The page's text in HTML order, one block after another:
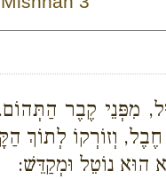
מִפְּנֵי קֶבֶר
וְזוֹרְקוֹ לְתוֹךְ
הוּא נוֹטֵל וּמְקַדֵּשׁ: